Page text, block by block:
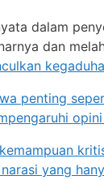
dalam
dan
penting
yang